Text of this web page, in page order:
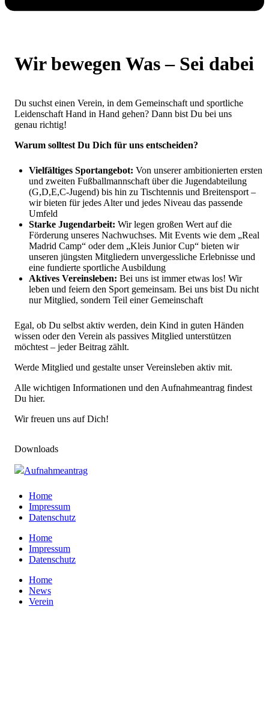
Wir bewegen Was – Sei dabei
Du suchst einen Verein, in dem Gemeinschaft und sportliche
Leidenschaft Hand in Hand gehen? Dann bist Du bei uns
genau richtig!
Warum solltest Du Dich für uns entscheiden?
Vielfältiges Sportangebot: Von unserer ambitionierten ersten
und zweiten Fußballmannschaft über die Jugendabteilung
(G,D,E,C-Jugend) bis hin zu Tischtennis und Breitensport –
wir bieten für jedes Alter und jedes Niveau das passende
Umfeld
Starke Jugendarbeit: Wir legen großen Wert auf die
Förderung unseres Nachwuchses. Mit Events wie dem „Real
Madrid Camp“ oder dem „Kleis Junior Cup“ bieten wir
unseren jüngsten Mitgliedern unvergessliche Erlebnisse und
eine fundierte sportliche Ausbildung
Aktives Vereinsleben: Bei uns ist immer etwas los! Wir
leben und feiern den Sport gemeinsam. Bei uns bist Du nicht
nur Mitglied, sondern Teil einer Gemeinschaft
Egal, ob Du selbst aktiv werden, dein Kind in guten Händen
wissen oder den Verein als passives Mitglied unterstützen
möchtest – jeder Beitrag zählt.
Werde Mitglied und gestalte unser Vereinsleben aktiv mit.
Alle wichtigen Informationen und den Aufnahmeantrag findest
Du hier.
Wir freuen uns auf Dich!
Downloads
Aufnahmeantrag
Home
Impressum
Datenschutz
Home
Impressum
Datenschutz
Home
News
Verein